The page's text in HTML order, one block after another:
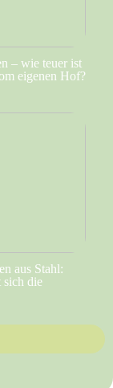
– wie teuer ist
eigenen Hof?
aus Stahl:
sich die